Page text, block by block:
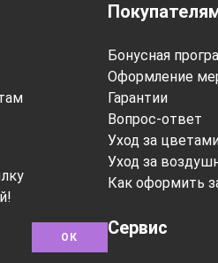
ОК
Бонусная
Оформление
Гарантии
Вопрос-ответ
Уход за
Уход за
Как оформить
Сервис